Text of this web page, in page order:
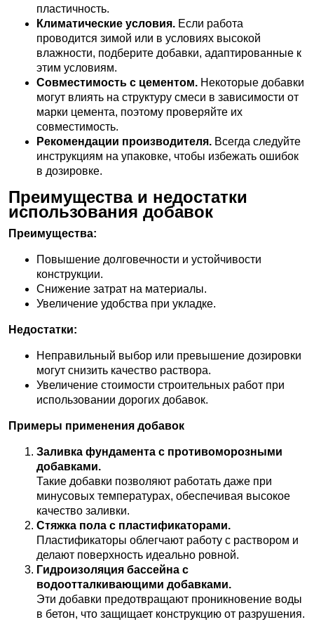
пластичность.
Климатические условия. Если работа
проводится зимой или в условиях высокой
влажности, подберите добавки, адаптированные к
этим условиям.
Совместимость с цементом. Некоторые добавки
могут влиять на структуру смеси в зависимости от
марки цемента, поэтому проверяйте их
совместимость.
Рекомендации производителя. Всегда следуйте
инструкциям на упаковке, чтобы избежать ошибок
в дозировке.
Преимущества и недостатки
использования добавок
Преимущества:
Повышение долговечности и устойчивости
конструкции.
Снижение затрат на материалы.
Увеличение удобства при укладке.
Недостатки:
Неправильный выбор или превышение дозировки
могут снизить качество раствора.
Увеличение стоимости строительных работ при
использовании дорогих добавок.
Примеры применения добавок
Заливка фундамента с противоморозными
добавками.
Такие добавки позволяют работать даже при
минусовых температурах, обеспечивая высокое
качество заливки.
Стяжка пола с пластификаторами.
Пластификаторы облегчают работу с раствором и
делают поверхность идеально ровной.
Гидроизоляция бассейна с
водоотталкивающими добавками.
Эти добавки предотвращают проникновение воды
в бетон, что защищает конструкцию от разрушения.